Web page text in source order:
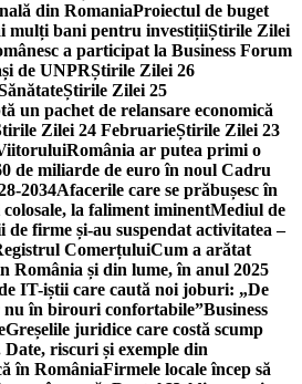
din RomaniaProiectul de buget
mulți bani pentru investițiiȘtirile Zilei
a participat la Business Forum
de UNPRȘtirile Zilei 26
Știrile Zilei 25
un pachet de relansare economică
Zilei 24 FebruarieȘtirile Zilei 23
România ar putea primi o
de miliarde de euro în noul Cadru
2034Afacerile care se prăbușesc în
la faliment iminentMediul de
firme și-au suspendat activitatea –
ComerțuluiCum a arătat
România și din lume, în anul 2025
IT-iștii care caută noi joburi: „De
nu în birouri confortabile”Business
Greșelile juridice care costă scump
riscuri și exemple din
în RomâniaFirmele locale încep să